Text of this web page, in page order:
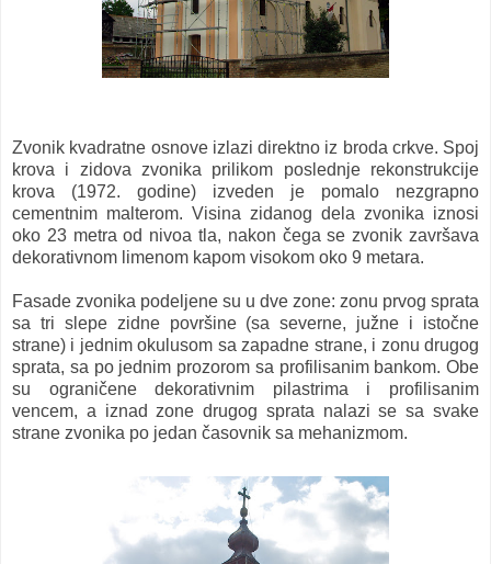
Zvonik kvadratne osnove izlazi direktno iz broda crkve. Spoj
krova i zidova zvonika prilikom poslednje rekonstrukcije
krova (1972. godine) izveden je pomalo nezgrapno
cementnim malterom. Visina zidanog dela zvonika iznosi
oko 23 metra od nivoa tla, nakon čega se zvonik završava
dekorativnom limenom kapom visokom oko 9 metara.
Fasade zvonika podeljene su u dve zone: zonu prvog sprata
sa tri slepe zidne površine (sa severne, južne i istočne
strane) i jednim okulusom sa zapadne strane, i zonu drugog
sprata, sa po jednim prozorom sa profilisanim bankom. Obe
su ograničene dekorativnim pilastrima i profilisanim
vencem, a iznad zone drugog sprata nalazi se sa svake
strane zvonika po jedan časovnik sa mehanizmom.